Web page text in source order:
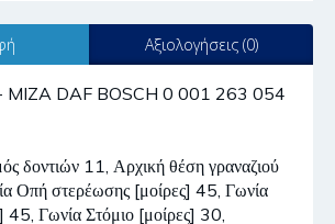
Αξιολογήσεις (0)
DAF BOSCH 0 001 263 054
δοντιών 11, Αρχική θέση γραναζιού
Οπή στερέωσης [μοίρες] 45, Γωνία
45, Γωνία Στόμιο [μοίρες] 30,